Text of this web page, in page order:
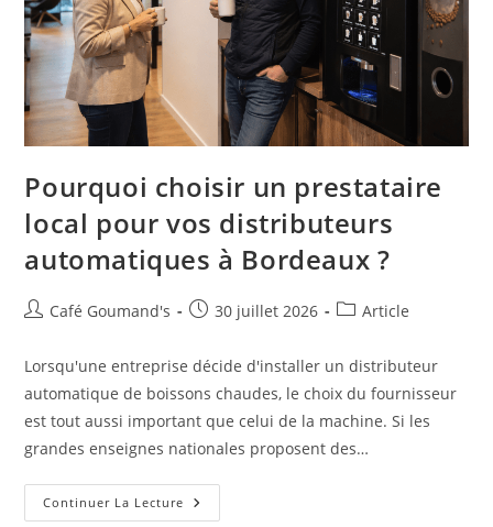
Pourquoi choisir un prestataire
local pour vos distributeurs
automatiques à Bordeaux ?
Café Goumand's 30 juillet 2026 Article
Lorsqu'une entreprise décide d'installer un distributeur
automatique de boissons chaudes, le choix du fournisseur
est tout aussi important que celui de la machine. Si les
grandes enseignes nationales proposent des…
Continuer La Lecture